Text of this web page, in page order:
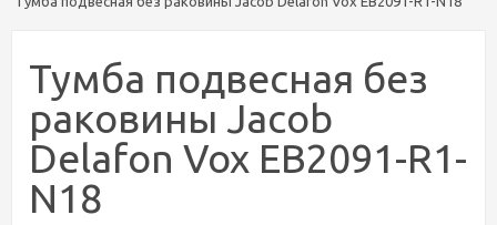
Тумба подвесная без
раковины Jacob
Delafon Vox EB2091-R1-
N18